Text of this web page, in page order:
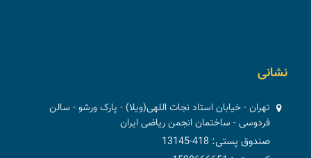
نشانی
تهران - خیابان استاد نجات اللهی(ویلا) - پارک ورشو - سالن
فردوسی - ساختمان انجمن ریاضی ایران
صندوق پستی: 418-13145